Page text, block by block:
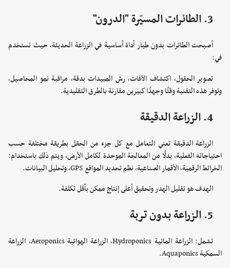
3. الطائرات المسيّرة "الدرون"
أصبحت الطائرات بدون طيار أداة أساسية في الزراعة الحديثة، حيث تستخدم
في:
تصوير الحقول، اكتشاف الآفات، رش المبيدات بدقة، مراقبة نمو المحاصيل،
وتوفر هذه التقنية وقتًا وجهدًا كبيرين مقارنة بالطرق التقليدية.
4. الزراعة الدقيقة
الزراعة الدقيقة تعني التعامل مع كل جزء من الحقل بطريقة مختلفة حسب
احتياجاته الفعلية، بدلًا من المعالجة الموحدة لكامل الأرض، ويتم ذلك باستخدام:
الخرائط الرقمية، الأقمار الصناعية، نظم تحديد المواقع GPS، وتحليل البيانات.
الهدف هو تقليل الهدر وتحقيق أعلى إنتاج ممكن بأقل تكلفة.
5. الزراعة بدون تربة
تشمل: الزراعة المائية Hydroponics، الزراعة الهوائية Aeroponics، الزراعة
السمكية Aquaponics.